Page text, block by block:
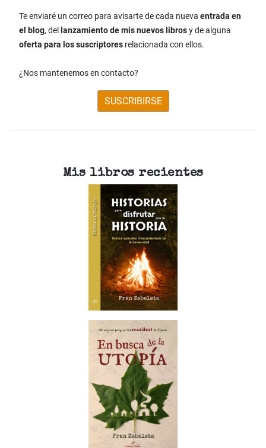
Te enviaré un correo para avisarte de cada nueva entrada en
el blog, dellanzamiento de mis nuevos librosy de alguna
oferta para los suscriptores relacionada con ellos.
¿Nos mantenemos en contacto?
SUSCRIBIRSE
Mis libros recientes